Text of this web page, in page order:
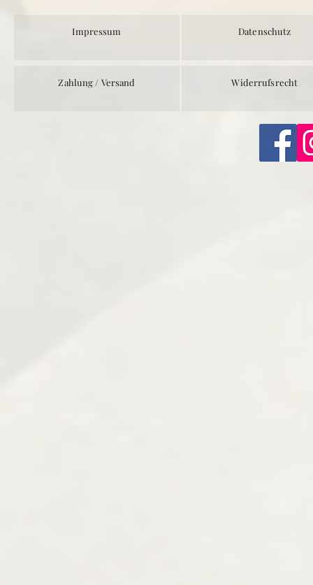
Impressum
Zahlung / Versand
Datenschutz
Widerrufsrecht